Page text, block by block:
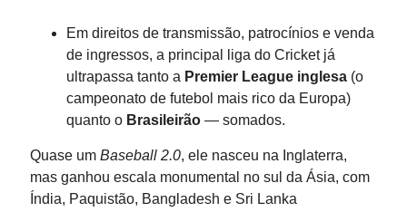
Em direitos de transmissão, patrocínios e venda
de ingressos, a principal liga do Cricket já
ultrapassa tanto a Premier League inglesa (o
campeonato de futebol mais rico da Europa)
quanto o Brasileirão — somados.
Quase um Baseball 2.0, ele nasceu na Inglaterra,
mas ganhou escala monumental no sul da Ásia, com
Índia, Paquistão, Bangladesh e Sri Lanka